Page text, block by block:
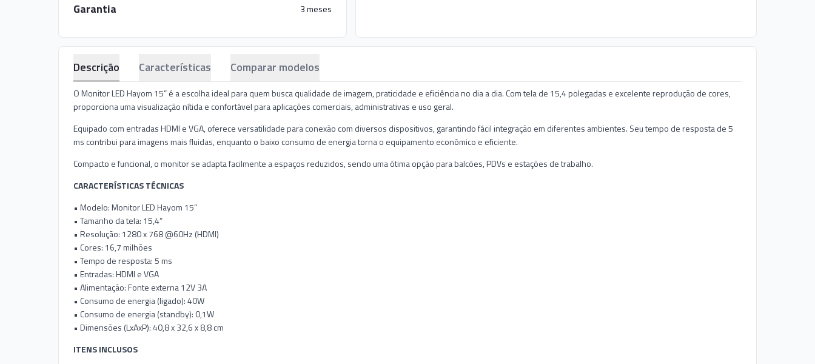
Garantia 3 meses
Descrição Características Comparar modelos
O Monitor LED Hayom 15” é a escolha ideal para quem busca qualidade de imagem, praticidade e eficiência no dia a dia. Com tela de 15,4 polegadas e excelente reprodução de cores,
proporciona uma visualização nítida e confortável para aplicações comerciais, administrativas e uso geral.
Equipado com entradas HDMI e VGA, oferece versatilidade para conexão com diversos dispositivos, garantindo fácil integração em diferentes ambientes. Seu tempo de resposta de 5
ms contribui para imagens mais fluidas, enquanto o baixo consumo de energia torna o equipamento econômico e eficiente.
Compacto e funcional, o monitor se adapta facilmente a espaços reduzidos, sendo uma ótima opção para balcões, PDVs e estações de trabalho.
CARACTERÍSTICAS TÉCNICAS
• Modelo: Monitor LED Hayom 15”
• Tamanho da tela: 15,4”
• Resolução: 1280 x 768 @60Hz (HDMI)
• Cores: 16,7 milhões
• Tempo de resposta: 5 ms
• Entradas: HDMI e VGA
• Alimentação: Fonte externa 12V 3A
• Consumo de energia (ligado): 40W
• Consumo de energia (standby): 0,1W
• Dimensões (LxAxP): 40,8 x 32,6 x 8,8 cm
ITENS INCLUSOS